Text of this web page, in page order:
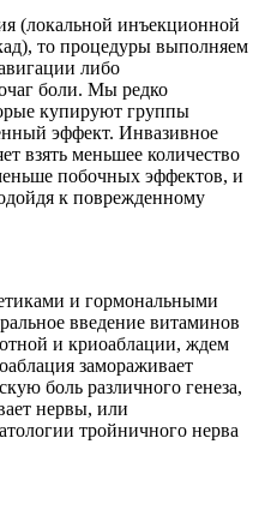
(локальной инъекционной
то процедуры выполняем
либо
боли. Мы редко
купируют группы
эффект. Инвазивное
взять меньшее количество
побочных эффектов, и
к поврежденному
и гормональными
введение витаминов
и криоаблации, ждем
замораживает
боль различного генеза,
нервы, или
тройничного нерва